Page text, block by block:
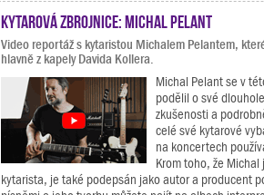
Kytarová zbrojnice: Michal Pelant
Video reportáž s kytaristou Michalem Pelantem,
hlavně z kapely Davida Kollera.
Michal Pelant se v
podělil o své
zkušenosti a
celé své kytarové
na koncertech
Krom toho, že Michal
kytarista, je také podepsán jako autor a producent